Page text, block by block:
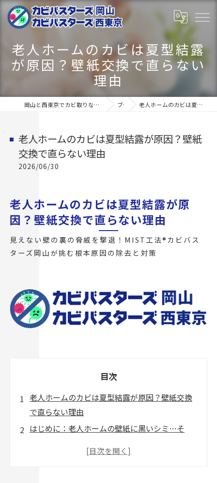
老人ホームのカビは夏型結露
が原因？壁紙交換で直らない
理由
岡山と西東京でカビ取りならカビバスターズ岡山･カビバスターズ西東京 ブログ 老人ホームのカビは夏型結露が原因？壁紙交換で直らない理由
老人ホームのカビは夏型結露が原因？壁紙
交換で直らない理由
2026/06/30
老人ホームのカビは夏型結露が原
因？壁紙交換で直らない理由
見えない壁の裏の脅威を撃退！MIST工法®カビバス
ターズ岡山が挑む根本原因の除去と対策
目次
老人ホームのカビは夏型結露が原因？壁紙交換
で直らない理由
はじめに：老人ホームの壁紙に黒いシミ…そ
なぜ夏に結露？老人ホームの壁や天井を蝕む